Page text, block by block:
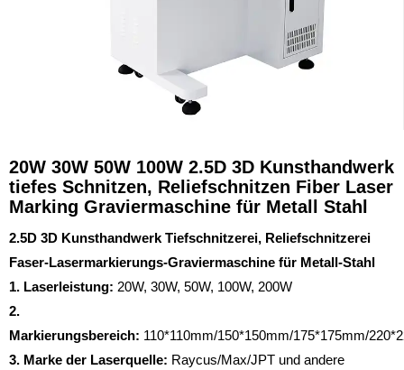
20W 30W 50W 100W 2.5D 3D Kunsthandwerk
tiefes Schnitzen, Reliefschnitzen Fiber Laser
Marking Graviermaschine für Metall Stahl
2.5D 3D Kunsthandwerk Tiefschnitzerei, Reliefschnitzerei
Faser-Lasermarkierungs-Graviermaschine für Metall-Stahl
1. Laserleistung: 20W, 30W, 50W, 100W, 200W
2.
Markierungsbereich: 110*110mm/150*150mm/175*175mm/
3. Marke der Laserquelle: Raycus/Max/JPT und andere